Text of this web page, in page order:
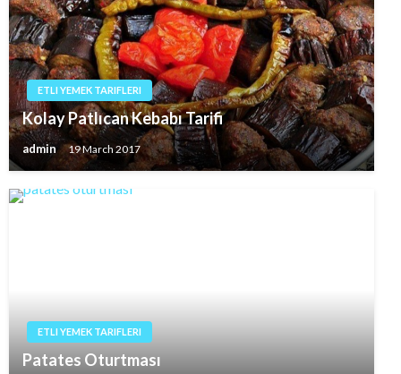
ETLI YEMEK TARIFLERI
Kolay Patlıcan Kebabı Tarifi
admin 19 March 2017
ETLI YEMEK TARIFLERI
Patates Oturtması